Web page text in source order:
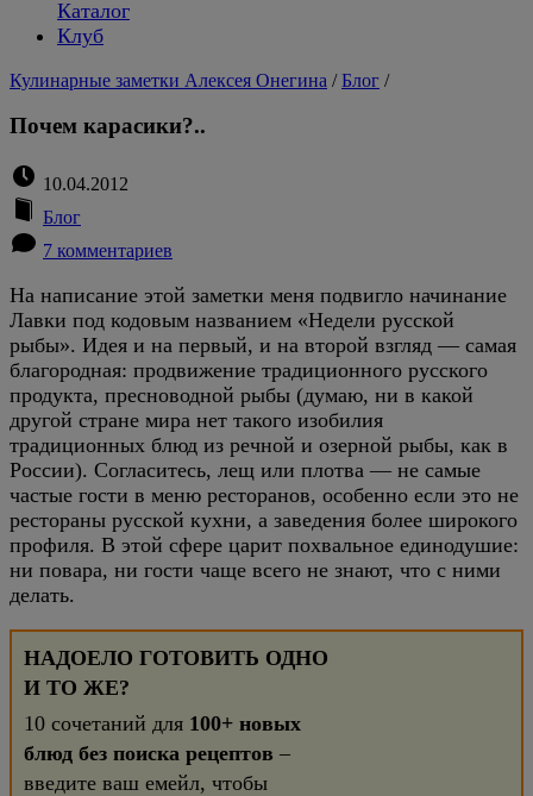
Каталог
Клуб
Кулинарные заметки Алексея Онегина /Блог /
Почем карасики?..
10.04.2012
Блог
7 комментариев
На написание этой заметки меня подвигло начинание
Лавки под кодовым названием «Недели русской
рыбы». Идея и на первый, и на второй взгляд — самая
благородная: продвижение традиционного русского
продукта, пресноводной рыбы (думаю, ни в какой
другой стране мира нет такого изобилия
традиционных блюд из речной и озерной рыбы, как в
России). Согласитесь, лещ или плотва — не самые
частые гости в меню ресторанов, особенно если это не
рестораны русской кухни, а заведения более широкого
профиля. В этой сфере царит похвальное единодушие:
ни повара, ни гости чаще всего не знают, что с ними
делать.
НАДОЕЛО ГОТОВИТЬ ОДНО
И ТО ЖЕ?
10 сочетаний для 100+ новых
блюд без поиска рецептов –
введите ваш емейл, чтобы